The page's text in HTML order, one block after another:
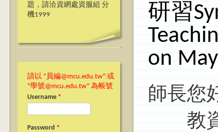
題，請洽資網處資服組 分
機1999
請以 "員編@mcu.edu.tw" 或
"學號@mcu.edu.tw" 為帳號
Username *
Password *
研習
on
師長您
教資